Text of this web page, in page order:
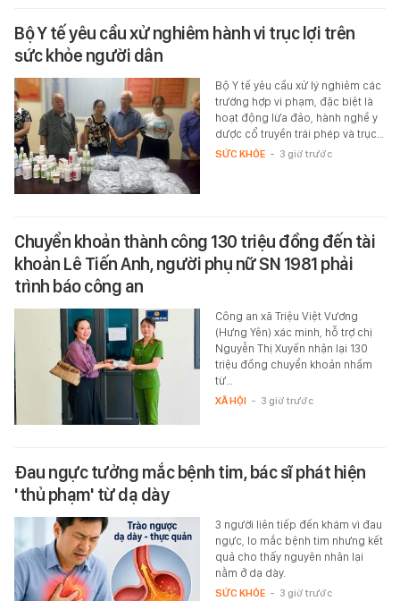
Bộ Y tế yêu cầu xử nghiêm hành vi trục lợi trên
sức khỏe người dân
Bộ Y tế yêu cầu xử lý nghiêm các
trường hợp vi phạm, đặc biệt là
hoạt động lừa đảo, hành nghề y
dược cổ truyền trái phép và trục…
SỨC KHỎE - 3 giờ trước
Chuyển khoản thành công 130 triệu đồng đến tài
khoản Lê Tiến Anh, người phụ nữ SN 1981 phải
trình báo công an
Công an xã Triệu Việt Vương
(Hưng Yên) xác minh, hỗ trợ chị
Nguyễn Thị Xuyến nhận lại 130
triệu đồng chuyển khoản nhầm
từ…
XÃ HỘI - 3 giờ trước
Đau ngực tưởng mắc bệnh tim, bác sĩ phát hiện
'thủ phạm' từ dạ dày
3 người liên tiếp đến khám vì đau
ngực, lo mắc bệnh tim nhưng kết
quả cho thấy nguyên nhân lại
nằm ở dạ dày.
SỨC KHỎE - 3 giờ trước